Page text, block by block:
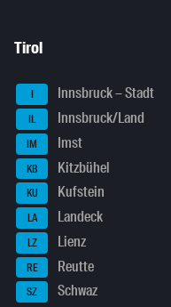
Tirol
I Innsbruck – Stadt
IL Innsbruck/Land
IM Imst
KB Kitzbühel
KU Kufstein
LA Landeck
LZ Lienz
RE Reutte
SZ Schwaz